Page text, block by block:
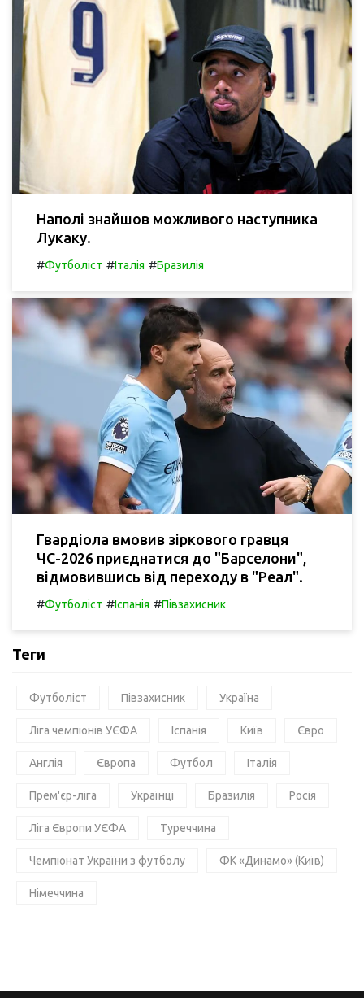
Наполі знайшов можливого наступника
Лукаку.
#Футболіст #Італія #Бразилія
Гвардіола вмовив зіркового гравця
ЧС-2026 приєднатися до "Барселони",
відмовившись від переходу в "Реал".
#Футболіст #Іспанія #Півзахисник
Теги
Футболіст Півзахисник Україна
Ліга чемпіонів УЄФА Іспанія Київ Євро
Англія Європа Футбол Італія
Прем'єр-ліга Українці Бразилія Росія
Ліга Європи УЄФА Туреччина
Чемпіонат України з футболу ФК «Динамо» (Київ)
Німеччина